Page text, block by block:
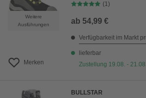
Weitere
Ausführungen
Merken
(1)
ab 54,99 €
Verfügbarkeit im Markt
lieferbar
Zustellung 19.08. - 21.08.
BULLSTAR